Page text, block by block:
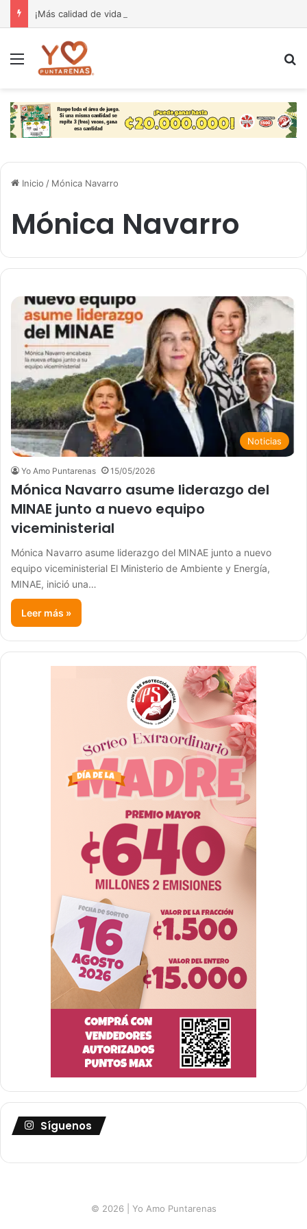
Menú
Inicio / Mónica Navarro
Mónica Navarro
Noticias
Yo Amo Puntarenas 15/05/2026
Mónica Navarro asume liderazgo del
MINAE junto a nuevo equipo
viceministerial
Mónica Navarro asume liderazgo del MINAE junto a nuevo
equipo viceministerial El Ministerio de Ambiente y Energía,
MINAE, inició una…
Leer más »
Síguenos
© 2026 | Yo Amo Puntarenas